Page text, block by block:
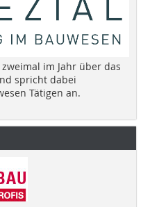
im Jahr über das
spricht dabei
Tätigen an.